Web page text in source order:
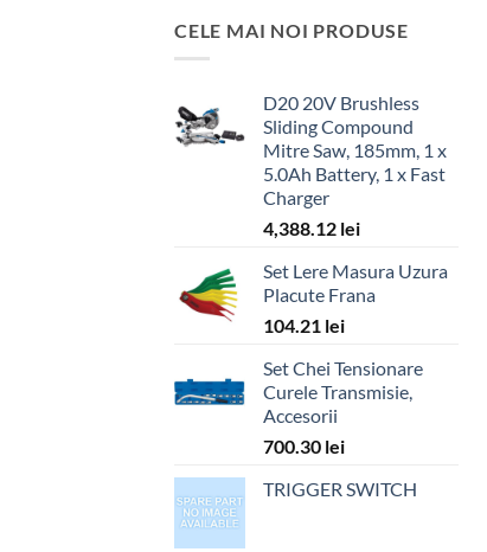
CELE MAI NOI PRODUSE
D20 20V Brushless
Sliding Compound
Mitre Saw, 185mm, 1 x
5.0Ah Battery, 1 x Fast
Charger
4,388.12 lei
Set Lere Masura Uzura
Placute Frana
104.21 lei
Set Chei Tensionare
Curele Transmisie,
Accesorii
700.30 lei
TRIGGER SWITCH